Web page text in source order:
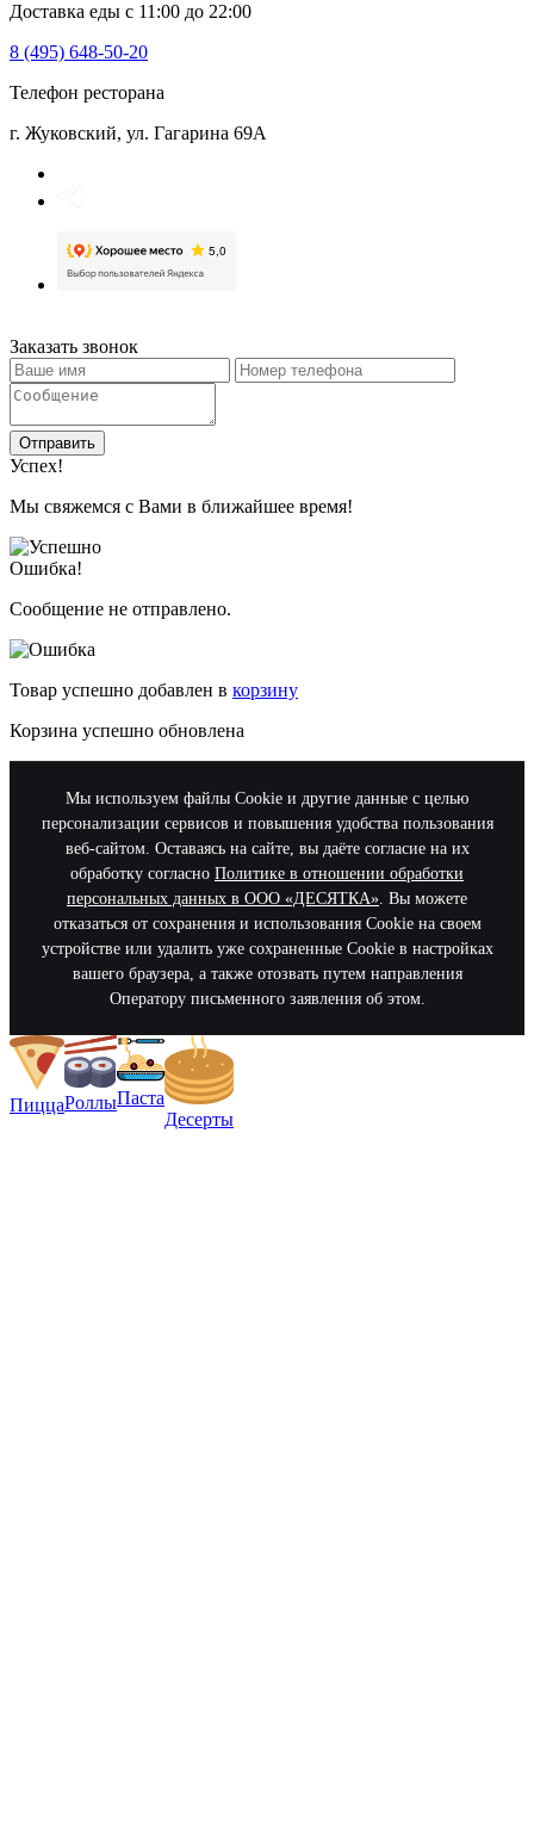
Доставка еды с 11:00 до 22:00
8 (495) 648-50-20
Телефон ресторана
г. Жуковский, ул. Гагарина 69А
Заказать звонок
Отправить
Успех!
Мы свяжемся с Вами в ближайшее время!
Ошибка!
Сообщение не отправлено.
Товар успешно добавлен в корзину
Корзина успешно обновлена
Мы используем файлы Cookie и другие данные с целью
персонализации сервисов и повышения удобства пользования
веб-сайтом. Оставаясь на сайте, вы даёте согласие на их
обработку согласно Политике в отношении обработки
персональных данных в ООО «ДЕСЯТКА». Вы можете
отказаться от сохранения и использования Cookie на своем
устройстве или удалить уже сохраненные Cookie в настройках
вашего браузера, а также отозвать путем направления
Оператору письменного заявления об этом.
ПиццаРоллыПаста
Десерты